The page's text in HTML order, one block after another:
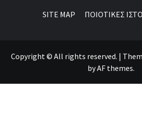
SITE MAP ΠΟΙΟΤΙΚΕΣ
Copyright © All rights reserved. |
byAF themes.